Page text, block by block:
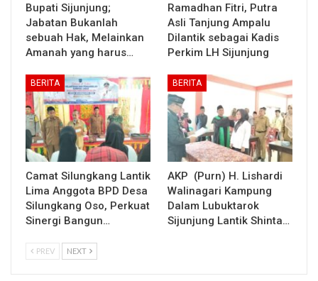
Bupati Sijunjung;
Jabatan Bukanlah
sebuah Hak, Melainkan
Amanah yang harus…
Ramadhan Fitri, Putra
Asli Tanjung Ampalu
Dilantik sebagai Kadis
Perkim LH Sijunjung
BERITA
Camat Silungkang Lantik
Lima Anggota BPD Desa
Silungkang Oso, Perkuat
Sinergi Bangun…
BERITA
AKP (Purn) H. Lishardi
Walinagari Kampung
Dalam Lubuktarok
Sijunjung Lantik Shinta…
PREV NEXT